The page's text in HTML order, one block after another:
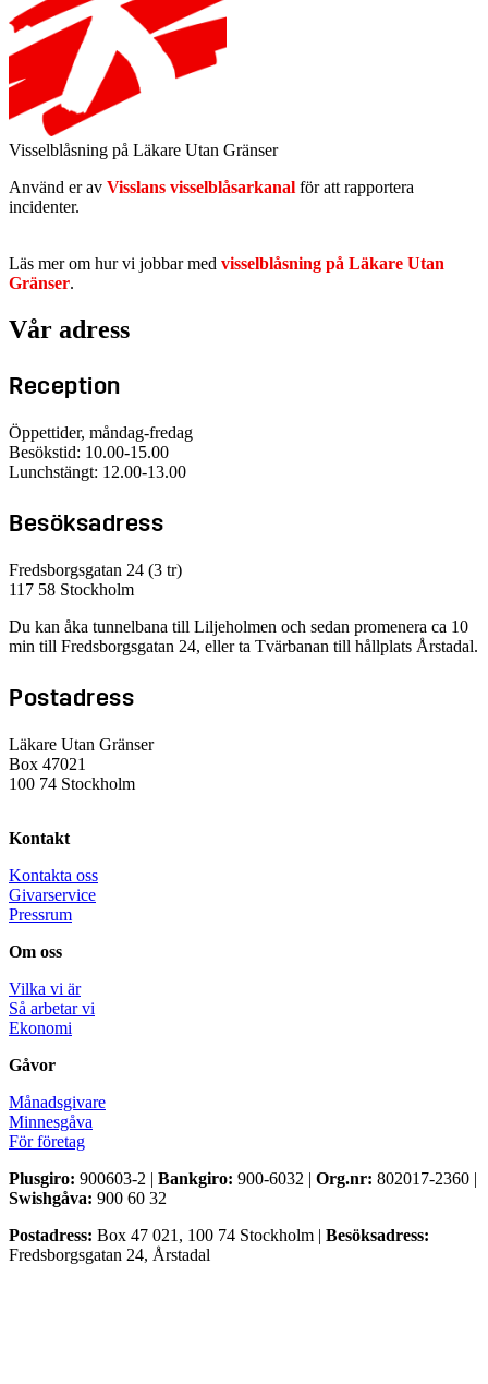
Visselblåsning på Läkare Utan Gränser
Använd er av Visslans visselblåsarkanal för att rapportera
incidenter.
Läs mer om hur vi jobbar med visselblåsning på Läkare Utan
Gränser.
Vår adress
Reception
Öppettider, måndag-fredag
Besökstid: 10.00-15.00
Lunchstängt: 12.00-13.00
Besöksadress
Fredsborgsgatan 24 (3 tr)
117 58 Stockholm
Du kan åka tunnelbana till Liljeholmen och sedan promenera ca 10
min till Fredsborgsgatan 24, eller ta Tvärbanan till hållplats Årstadal.
Postadress
Läkare Utan Gränser
Box 47021
100 74 Stockholm
Kontakt
Kontakta oss
Givarservice
Pressrum
Om oss
Vilka vi är
Så arbetar vi
Ekonomi
Gåvor
Månadsgivare
Minnesgåva
För företag
Plusgiro: 900603-2 | Bankgiro: 900-6032 | Org.nr: 802017-2360 |
Swishgåva: 900 60 32
Postadress: Box 47 021, 100 74 Stockholm | Besöksadress:
Fredsborgsgatan 24, Årstadal